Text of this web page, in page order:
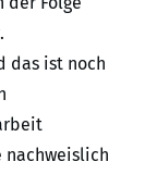
das ist noch